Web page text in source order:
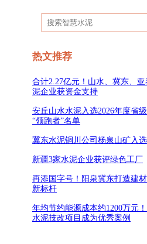
搜
索
热文推荐
合计2.27亿元！山水、冀东、
泥企业获资金支持
安丘山水水泥入选2026年度省
“领跑者”名单
冀东水泥铜川公司杨泉山矿入
新疆3家水泥企业获评绿色工厂
再添国字号！阳泉冀东打造建
新标杆
年均节约能源成本约1200万元
水泥技改项目成为优秀案例